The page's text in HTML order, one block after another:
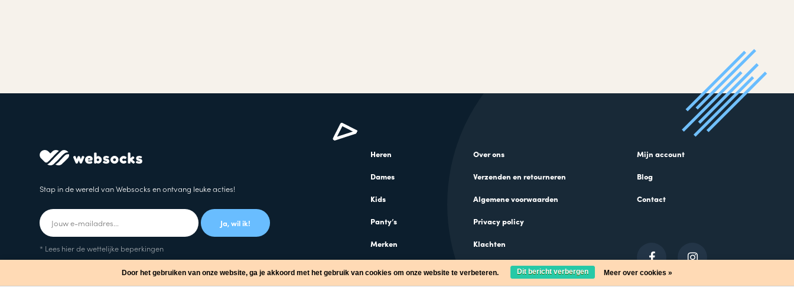
Stap in de wereld van Websocks en ontvang leuke acties!
Ja, wil ik!
* Lees hier de wettelijke beperkingen
Heren
Dames
Kids
Panty’s
Merken
Over ons
Verzenden en retourneren
Algemene voorwaarden
Privacy policy
Klachten
Mijn account
Blog
Contact
Door het gebruiken van onze website, ga je akkoord met het gebruik van cookies om onze website te verbeteren. Dit bericht verbergen Meer over cookies »